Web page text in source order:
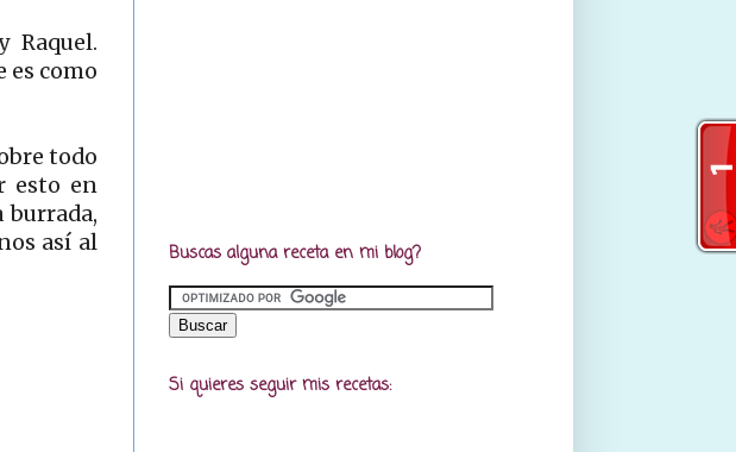
Raquel.
es como
todo
esto en
burrada,
así al
Buscas alguna receta en mi blog?
Si quieres seguir mis recetas: